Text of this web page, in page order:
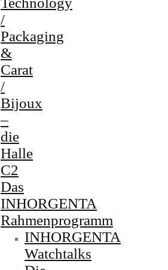
/
Packaging
&
Carat
/
Bijoux
–
die
Halle
C2
Das
INHORGENTA
Rahmenprogramm
INHORGENTA
Watchtalks